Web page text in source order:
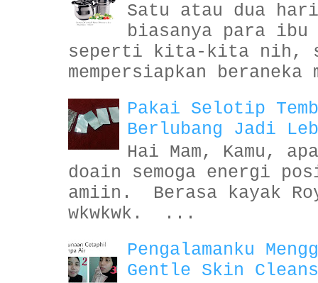
Satu atau dua
biasanya para ibu
seperti kita-kita nih,
mempersiapkan
Pakai Selotip
Berlubang Jadi
Hai Mam, Kamu,
doain semoga energi
amiin. Berasa kayak
wkwkwk. ...
Pengalamanku
Gentle Skin